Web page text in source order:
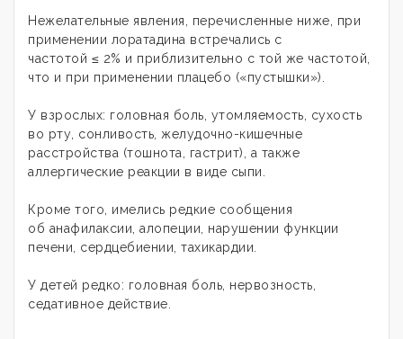
Нежелательные явления, перечисленные ниже, при
применении лоратадина встречались с
частотой ≤ 2% и приблизительно с той же частотой,
что и при применении плацебо («пустышки»).
У взрослых: головная боль, утомляемость, сухость
во рту, сонливость, желудочно-кишечные
расстройства (тошнота, гастрит), а также
аллергические реакции в виде сыпи.
Кроме того, имелись редкие сообщения
об анафилаксии, алопеции, нарушении функции
печени, сердцебиении, тахикардии.
У детей редко: головная боль, нервозность,
седативное действие.